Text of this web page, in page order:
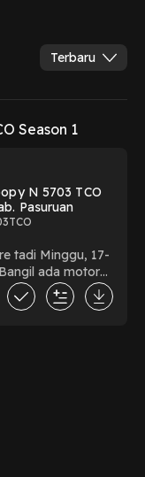
Terbaru
Season 1
N 5703 TCO
Pasuruan
17-
ada motor
pakai helm
N 5703 TCO,